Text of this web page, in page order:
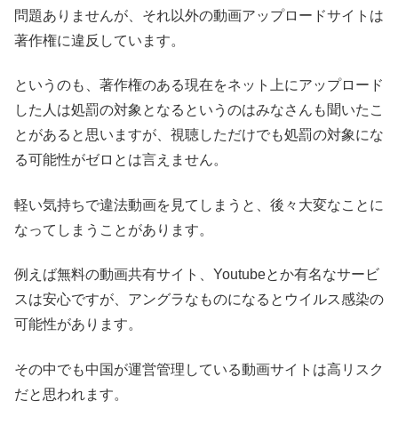
問題ありませんが、それ以外の動画アップロードサイトは
著作権に違反しています。
というのも、著作権のある現在をネット上にアップロード
した人は処罰の対象となるというのはみなさんも聞いたこ
とがあると思いますが、視聴しただけでも処罰の対象にな
る可能性がゼロとは言えません。
軽い気持ちで違法動画を見てしまうと、後々大変なことに
なってしまうことがあります。
例えば無料の動画共有サイト、Youtubeとか有名なサービ
スは安心ですが、アングラなものになるとウイルス感染の
可能性があります。
その中でも中国が運営管理している動画サイトは高リスク
だと思われます。